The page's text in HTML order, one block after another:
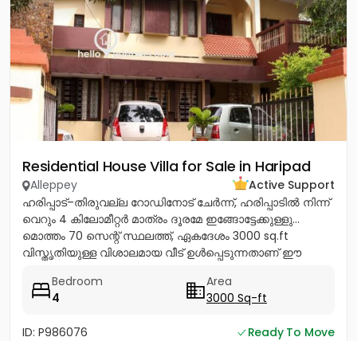
Residential House Villa for Sale in Haripad
Alleppey
Active Support
ഹരിപ്പാട്–തിരുവല്ല റോഡിനോട് ചേർന്ന്, ഹരിപ്പാടിൽ നിന്ന്
വെറും 4 കിലോമീറ്റർ മാത്രം ദൂരമേ ഇങ്ങോട്ടേക്കുള്ളു…
മൊത്തം 70 സെന്റ് സ്ഥലത്ത്, ഏകദേശം 3000 sq.ft
വിസ്തൃതിയുള്ള വിശാലമായ വീട് ഉൾപ്പെടുന്നതാണ് ഈ
Bedroom
4
Area
3000 Sq-ft
ID: P986076
Ready To Move